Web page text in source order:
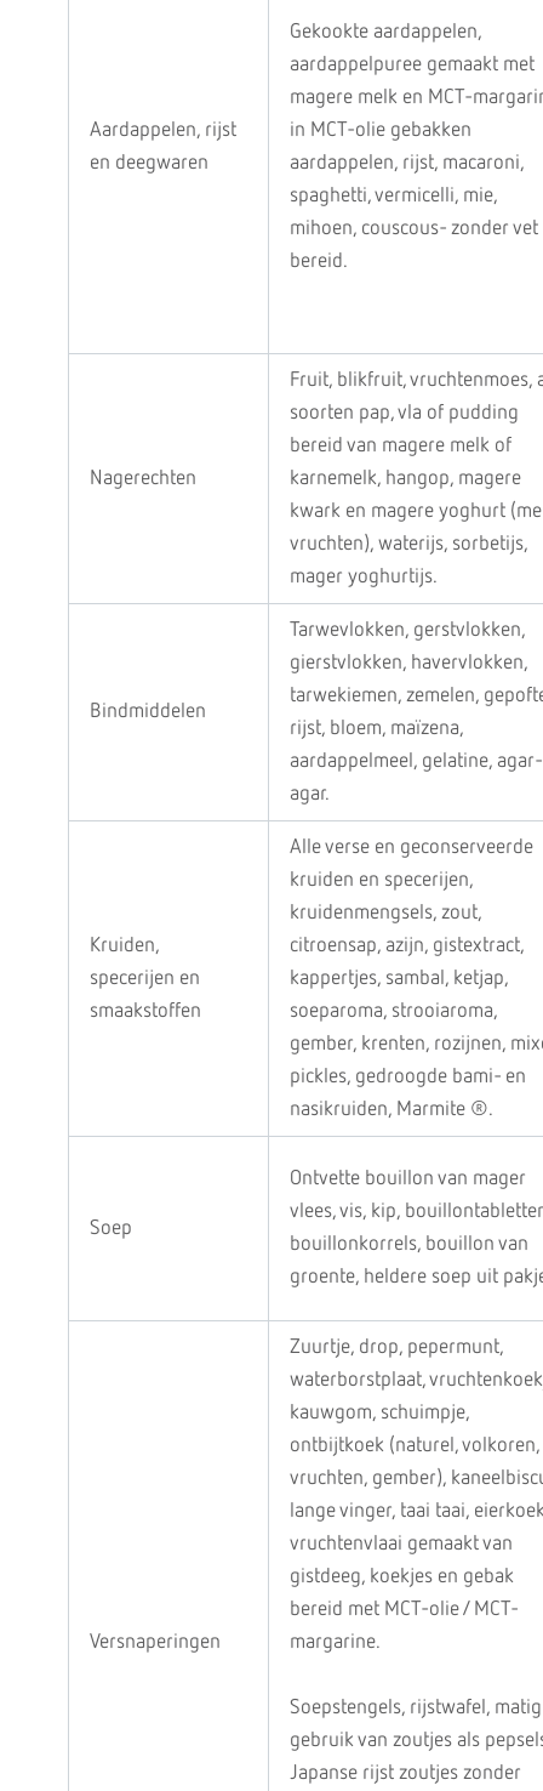
Aardappelen, rijst
en deegwaren
Gekookte aardappelen,
aardappelpuree gemaakt met
magere melk en MCT-
in MCT-olie gebakken
aardappelen, rijst, macaroni,
spaghetti, vermicelli, mie,
mihoen, couscous- zonder vet
bereid.
Nagerechten
Fruit, blikfruit, vruchtenmoes,
soorten pap, vla of pudding
bereid van magere melk of
karnemelk, hangop, magere
kwark en magere yoghurt
vruchten), waterijs, sorbetijs,
mager yoghurtijs.
Bindmiddelen
Tarwevlokken, gerstvlokken,
gierstvlokken, havervlokken,
tarwekiemen, zemelen,
rijst, bloem, maïzena,
aardappelmeel, gelatine, agar-
agar.
Kruiden,
specerijen en
smaakstoffen
Alle verse en geconserveerde
kruiden en specerijen,
kruidenmengsels, zout,
citroensap, azijn, gistextract,
kappertjes, sambal, ketjap,
soeparoma, strooiaroma,
gember, krenten, rozijnen,
pickles, gedroogde bami- en
nasikruiden, Marmite ®.
Soep
Ontvette bouillon van mager
vlees, vis, kip,
bouillonkorrels, bouillon van
groente, heldere soep uit
Versnaperingen
Zuurtje, drop, pepermunt,
waterborstplaat,
kauwgom, schuimpje,
ontbijtkoek (naturel, volkoren,
vruchten, gember),
lange vinger, taai taai,
vruchtenvlaai gemaakt van
gistdeeg, koekjes en gebak
bereid met MCT-olie / MCT-
margarine.
Soepstengels, rijstwafel, matig
gebruik van zoutjes als
Japanse rijst zoutjes zonder